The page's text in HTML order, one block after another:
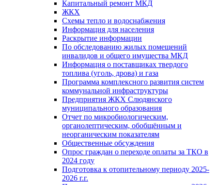
Капитальный ремонт МКД
ЖКХ
Схемы тепло и водоснабжения
Информация для населения
Раскрытие информации
По обследованию жилых помещений
инвалидов и общего имущества МКД
Информация о поставщиках твердого
топлива (уголь, дрова) и газа
Программа комплексного развития систем
коммунальной инфраструктуры
Предприятия ЖКХ Слюдянского
муниципального образования
Отчет по микробиологическим,
органолептическим, обобщённым и
неорганическим показателям
Общественные обсуждения
Опрос граждан о переходе оплаты за ТКО в
2024 году
Подготовка к отопительному периоду 2025-
2026 г.г.